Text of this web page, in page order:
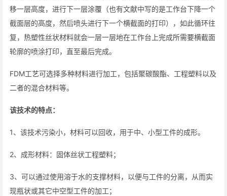
移一层高度，进行下一层涂覆（也有文献中写的是工作台下降一个
截面层的高度，然后喷头进行下一个横截面的打印），如此循环往
复，热塑性丝状材料就会一层一层地在工作台上完成所需要横截面
轮廓的喷涂打印，直至最后完成。
FDM工艺可选择多种材料进行加工，包括聚碳酸酯、工程塑料以及
二者的混合材料等。
该技术的特点：
1、该技术污染小，材料可以回收，用于中、小型工件的成形。
2、成形材料：固体丝状工程塑料；
3、可以通过使用溶于水的支撑材料，以便与工件的分离，从而实
现瓶状或其它中空型工件的加工；